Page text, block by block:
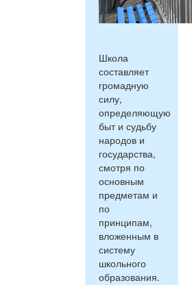
Школа
составляет
громадную
силу,
определяющую
быт и судьбу
народов и
государства,
смотря по
основным
предметам и
по
принципам,
вложенным в
систему
школьного
образования.